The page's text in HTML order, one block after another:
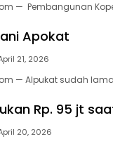
— Pembangunan
Apokat
21, 2026
— Alpukat sudah
Rp. 95 jt
20, 2026